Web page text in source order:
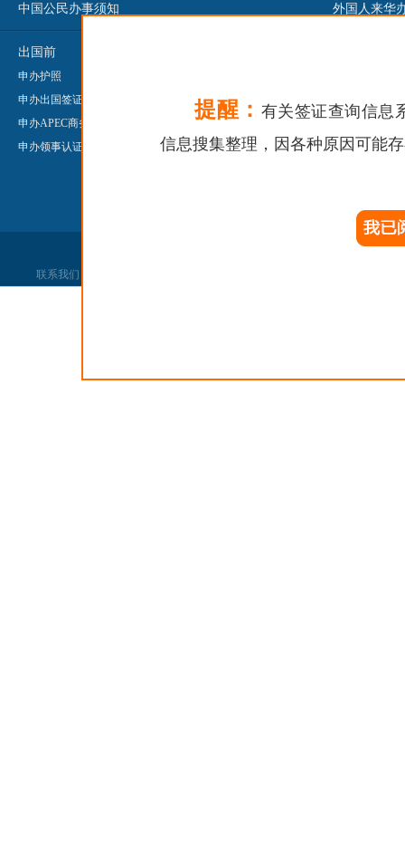
中国公民办事须知 外国人来华
出国前
申办护照
申办出国签证
申办APEC商务旅行卡
申办领事认证
申办护照/旅行证
申办公证
申办领事认证
联系我们
提醒： 有关签证查询信息
信息搜集整理，因各种原因可能